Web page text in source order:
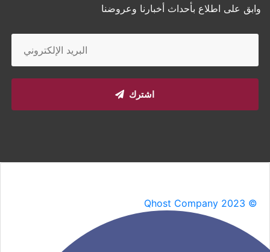
وابق على اطلاع بأحداث أخبارنا وعروضنا
اشترك
Qhost Company 2023 ©